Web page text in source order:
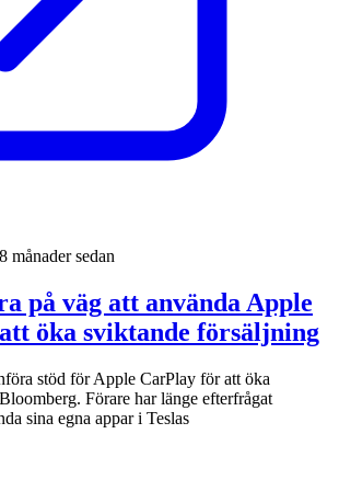
8 månader sedan
på väg att använda Apple
öka sviktande försäljning
stöd för Apple CarPlay för att öka
Förare har länge efterfrågat
sina egna appar i Teslas